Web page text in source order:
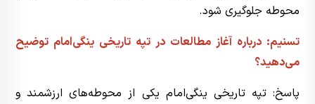
محوطه جلوگیری شود.
تسنیم: درباره آغاز مطالعات در تپه تاریخی ینگی‌امام توضیح
می‌دهید؟
پاسخ: تپه تاریخی ینگی‌امام یکی از محوطه‌های ارزشمند و